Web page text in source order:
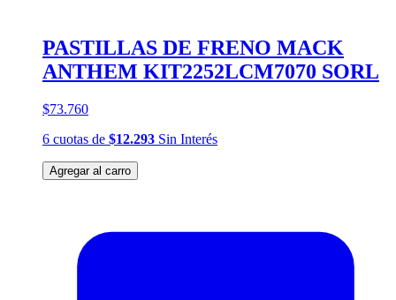
PASTILLAS DE FRENO MACK
ANTHEM KIT2252LCM7070 SORL
$73.760
6 cuotas de $12.293 Sin Interés
Agregar al carro